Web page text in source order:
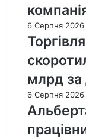
6 Серпня 2026
млрд за
6 Серпня 2026